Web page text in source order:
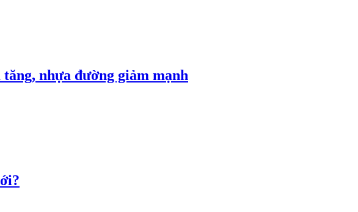
nhựa đường giảm mạnh